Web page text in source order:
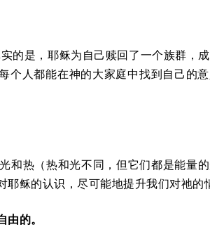
的是，耶稣为自己赎回了一个族群，
个人都能在神的大家庭中找到自己的
和热（热和光不同，但它们都是能量
稣的认识，尽可能地提升我们对祂的
由的。